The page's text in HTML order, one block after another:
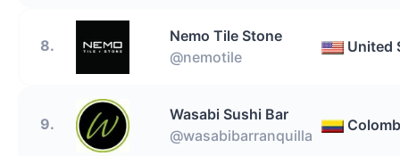
8.
Nemo Tile Stone
@nemotile
United
9.
Wasabi Sushi Bar
@wasabibarranquilla